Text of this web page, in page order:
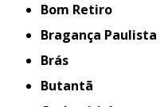
Bom Retiro
Bragança Paulista
Brás
Butantã